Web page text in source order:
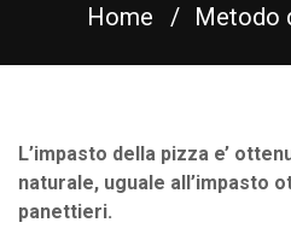
Home Metodo
L’impasto della pizza e’
naturale, uguale all’impasto
panettieri.